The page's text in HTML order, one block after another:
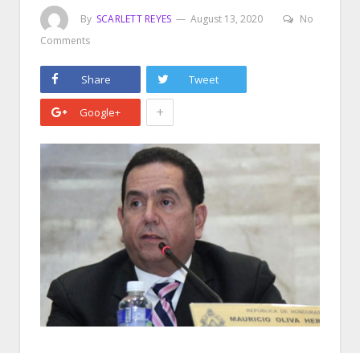
By SCARLETT REYES August 13, 2020
No
Comments
Share Tweet
Google+ +